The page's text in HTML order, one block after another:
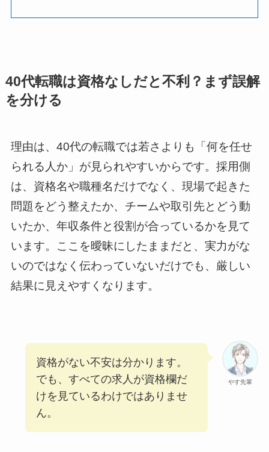
40代転職は資格なしだと不利？まず誤解
を分ける
理由は、40代の転職では若さよりも「何を任せ
られる人か」が見られやすいからです。採用側
は、資格名や職種名だけでなく、現場で起きた
問題をどう整えたか、チームや取引先とどう動
いたか、年収条件と役割が合っているかを見て
います。ここを曖昧にしたままだと、実力がな
いのではなく伝わっていないだけでも、厳しい
結果に見えやすくなります。
やす先輩
資格がない不安は分かります。
でも、すべての求人が資格欄だ
けを見ているわけではありませ
ん。